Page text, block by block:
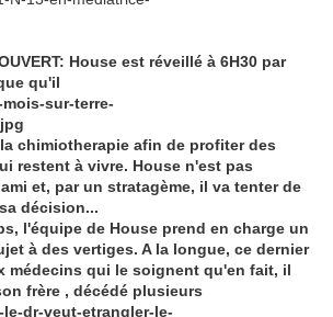
House est réveillé à 6H30 par
qu'il
chimiotherapie afin de profiter des
restent à vivre. House n'est pas
et, par un stratagème, il va tenter de
décision...
l'équipe de House prend en charge un
à des vertiges. A la longue, ce dernier
médecins qui le soignent qu'en fait, il
frère , décédé plusieurs